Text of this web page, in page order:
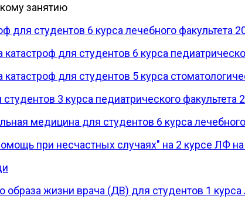
занятию
студентов 6 курса лечебного факультета
для студентов 6 курса
для студентов 5 курса
3 курса педиатрического факультета
медицина для студентов 6 курса
при несчастных случаях" на 2 курсе ЛФ
жизни врача (ДВ) для студентов 1 курса